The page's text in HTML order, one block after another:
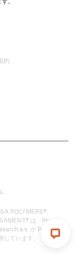
約
POLYMERS®、
は、Prusa
a.s. が Prusa
ています。